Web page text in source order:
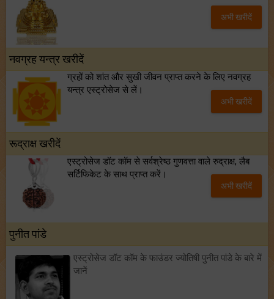
अभी खरीदें
नवग्रह यन्त्र खरीदें
ग्रहों को शांत और सुखी जीवन प्राप्त करने के लिए नवग्रह
यन्त्र एस्ट्रोसेज से लें।
अभी खरीदें
रूद्राक्ष खरीदें
एस्ट्रोसेज डॉट कॉम से सर्वश्रेष्ठ गुणवत्ता वाले रुद्राक्ष, लैब
सर्टिफिकेट के साथ प्राप्त करें।
अभी खरीदें
पुनीत पांडे
एस्ट्रोसेज डॉट कॉम के फाउंडर ज्योतिषी पुनीत पांडे के बारे में
जानें